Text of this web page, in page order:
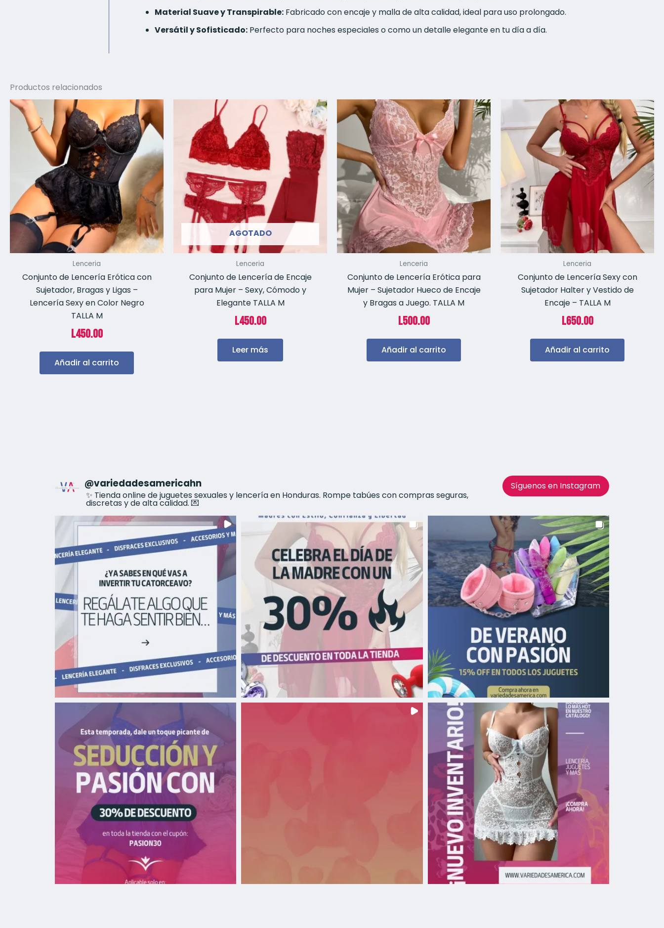
Material Suave y Transpirable: Fabricado con encaje y malla de alta calidad, ideal para uso prolongado.
Versátil y Sofisticado: Perfecto para noches especiales o como un detalle elegante en tu día a día.
Productos relacionados
Lenceria
Conjunto de Lencería Erótica con
Sujetador, Bragas y Ligas –
Lencería Sexy en Color Negro
TALLA M
L450.00
Añadir al carrito
AGOTADO
Lenceria
Conjunto de Lencería de Encaje
para Mujer – Sexy, Cómodo y
Elegante TALLA M
L450.00
Leer más
Lenceria
Conjunto de Lencería Erótica para
Mujer – Sujetador Hueco de Encaje
y Bragas a Juego. TALLA M
L500.00
Añadir al carrito
Lenceria
Conjunto de Lencería Sexy con
Sujetador Halter y Vestido de
Encaje – TALLA M
L650.00
Añadir al carrito
@variedadesamericahn
✨ Tienda online de juguetes sexuales y lencería en Honduras. Rompe tabúes con compras seguras,
discretas y de alta calidad. 💌
Síguenos en Instagram